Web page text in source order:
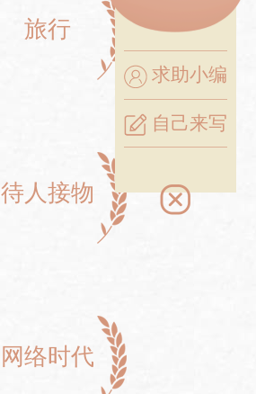
旅行
待人接物
网络时代
求助小编
自己来写